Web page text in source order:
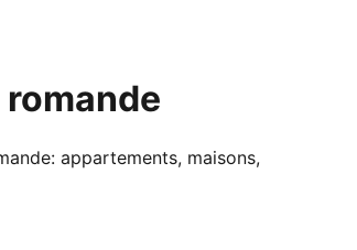
appartements, maisons,